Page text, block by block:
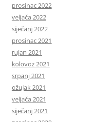
prosinac 2022
veljača 2022
siječanj 2022
prosinac 2021
rujan 2021
kolovoz 2021
srpanj 2021
ožujak 2021
veljača 2021
siječanj 2021